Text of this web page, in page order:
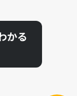
かる